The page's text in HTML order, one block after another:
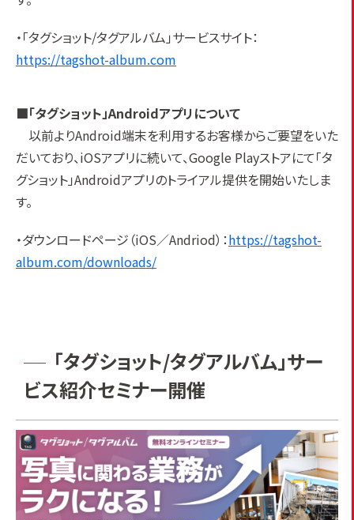
・「タグショット/タグアルバム」サービスサイト：
https://tagshot-album.com
■「タグショット」Androidアプリについて
以前よりAndroid端末を利用するお客様からご要望をいた
だいており、iOSアプリに続いて、Google Playストアにて「タ
グショット」Androidアプリのトライアル提供を開始いたしま
す。
・ダウンロードページ（iOS／Andriod）：https://tagshot-
album.com/downloads/
「タグショット/タグアルバム」サー
ビス紹介セミナー開催